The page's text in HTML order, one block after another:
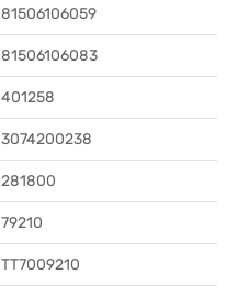
81506106059
81506106083
401258
3074200238
281800
79210
TT7009210